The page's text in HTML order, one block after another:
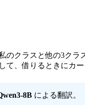
のクラスと他の3ク
て、借りるときにカ
8B による翻訳。